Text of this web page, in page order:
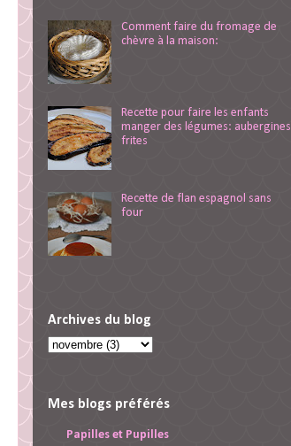
Comment faire du fromage de
chèvre à la maison:
Recette pour faire les enfants
manger des légumes: aubergines
frites
Recette de flan espagnol sans
four
Archives du blog
Mes blogs préférés
Papilles et Pupilles